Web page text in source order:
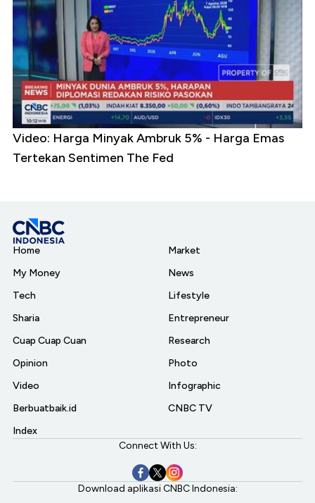
Video: Harga Minyak Ambruk 5% - Harga Emas
Tertekan Sentimen The Fed
Home
My Money
Tech
Sharia
Cuap Cuap Cuan
Opinion
Video
Berbuatbaik.id
Index
Market
News
Lifestyle
Entrepreneur
Research
Photo
Infographic
CNBC TV
Connect With Us:
Download aplikasi CNBC Indonesia: